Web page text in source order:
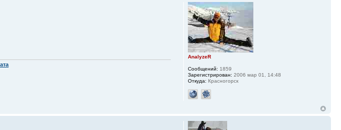
AnalyzeR
Сообщений: 1859
Зарегистрирован: 2006 мар 01, 14:48
Откуда: Красногорск